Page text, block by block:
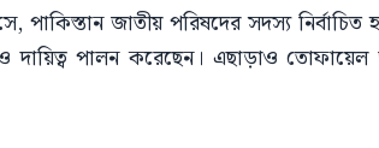
পাকিস্তান জাতীয় পরিষদের সদস্য
দায়িত্ব পালন করেছেন। এছাড়াও